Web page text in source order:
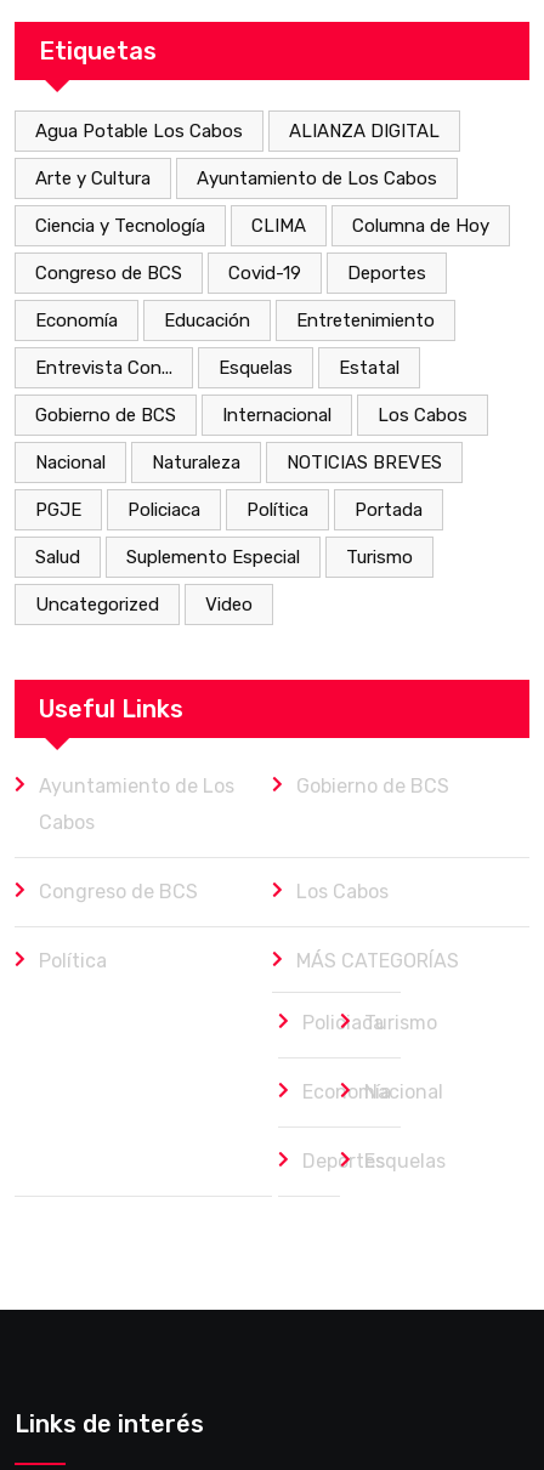
Etiquetas
Agua Potable Los Cabos ALIANZA DIGITAL
Arte y Cultura Ayuntamiento de Los Cabos
Ciencia y Tecnología CLIMA Columna de Hoy
Congreso de BCS Covid-19 Deportes
Economía Educación Entretenimiento
Entrevista Con... Esquelas Estatal
Gobierno de BCS Internacional Los Cabos
Nacional Naturaleza NOTICIAS BREVES
PGJE Policiaca Política Portada
Salud Suplemento Especial Turismo
Uncategorized Video
Useful Links
Ayuntamiento de Los
Cabos
Gobierno de BCS
Congreso de BCS Los Cabos
Política MÁS CATEGORÍAS
PoliciacaTurismo
EconomíaNacional
DeportesEsquelas
Links de interés